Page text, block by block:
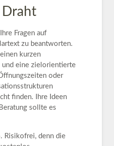
Draht
Fragen auf
zu beantworten.
kurzen
und eine zielorientierte
oder
finden. Ihre Ideen
sollte es
Risikofrei, denn die